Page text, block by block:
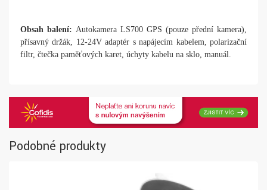
Obsah balení: Autokamera LS700 GPS (pouze přední kamera),
přísavný držák, 12-24V adaptér s napájecím kabelem, polarizační
filtr, čtečka paměťových karet, úchyty kabelu na sklo, manuál.
Podobné produkty